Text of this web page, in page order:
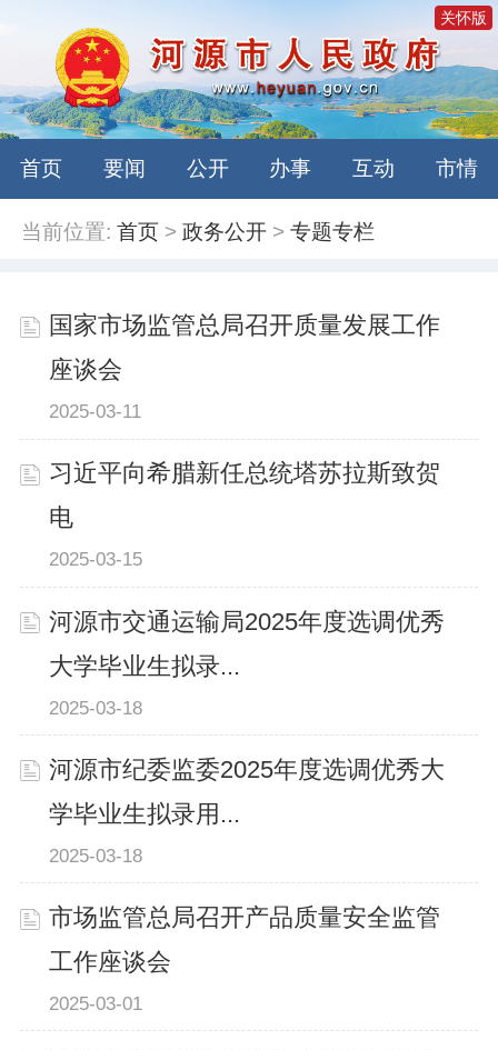
关怀版
首页 要闻 公开 办事 互动 市情
当前位置: 首页 >政务公开 >专题专栏
国家市场监管总局召开质量发展工作
座谈会
2025-03-11
习近平向希腊新任总统塔苏拉斯致贺
电
2025-03-15
河源市交通运输局2025年度选调优秀
大学毕业生拟录...
2025-03-18
河源市纪委监委2025年度选调优秀大
学毕业生拟录用...
2025-03-18
市场监管总局召开产品质量安全监管
工作座谈会
2025-03-01